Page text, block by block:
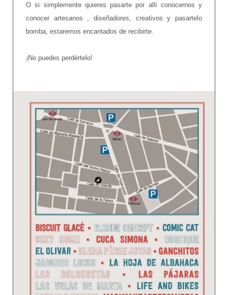
O si simplemente quieres pasarte por allí conocernos y
conocer artesanos , diseñadores, creativos y pasartelo
bomba, estaremos encantados de recibirte.
¡No puedes perdértelo!